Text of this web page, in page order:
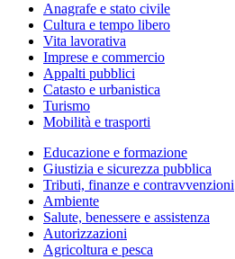
Anagrafe e stato civile
Cultura e tempo libero
Vita lavorativa
Imprese e commercio
Appalti pubblici
Catasto e urbanistica
Turismo
Mobilità e trasporti
Educazione e formazione
Giustizia e sicurezza pubblica
Tributi, finanze e contravvenzioni
Ambiente
Salute, benessere e assistenza
Autorizzazioni
Agricoltura e pesca